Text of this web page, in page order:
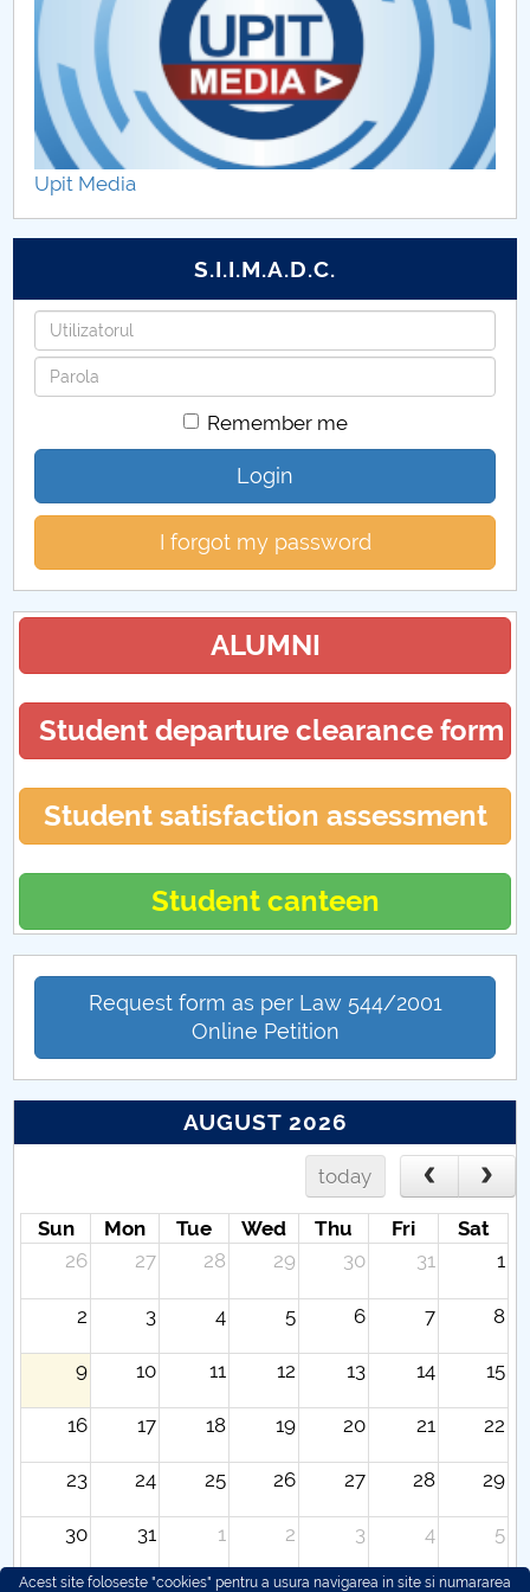
Activitate și rezultate 2018
Activitate și rezultate 2019
Activitate și rezultate 2020
Activitate și rezultate 2023
Activitate și rezultate 2025
Upit Media
S.I.I.M.A.D.C.
Username
Password
Remember me
Login
I forgot my password
ALUMNI
Student departure clearance form
Student satisfaction assessment
Student canteen
Request form as per Law 544/2001
Online Petition
AUGUST 2026
today
Sun Mon Tue Wed Thu Fri
Sat
26
27 28 29 30 31 1
2 3 4 5 6 7 8
9 10 11 12 13 14 15
16 17 18 19 20 21 22
23 24 25 26 27 28 29
30 31 1 2 3 4 5
Acest site foloseste "cookies" pentru a usura navigarea in site si numararea